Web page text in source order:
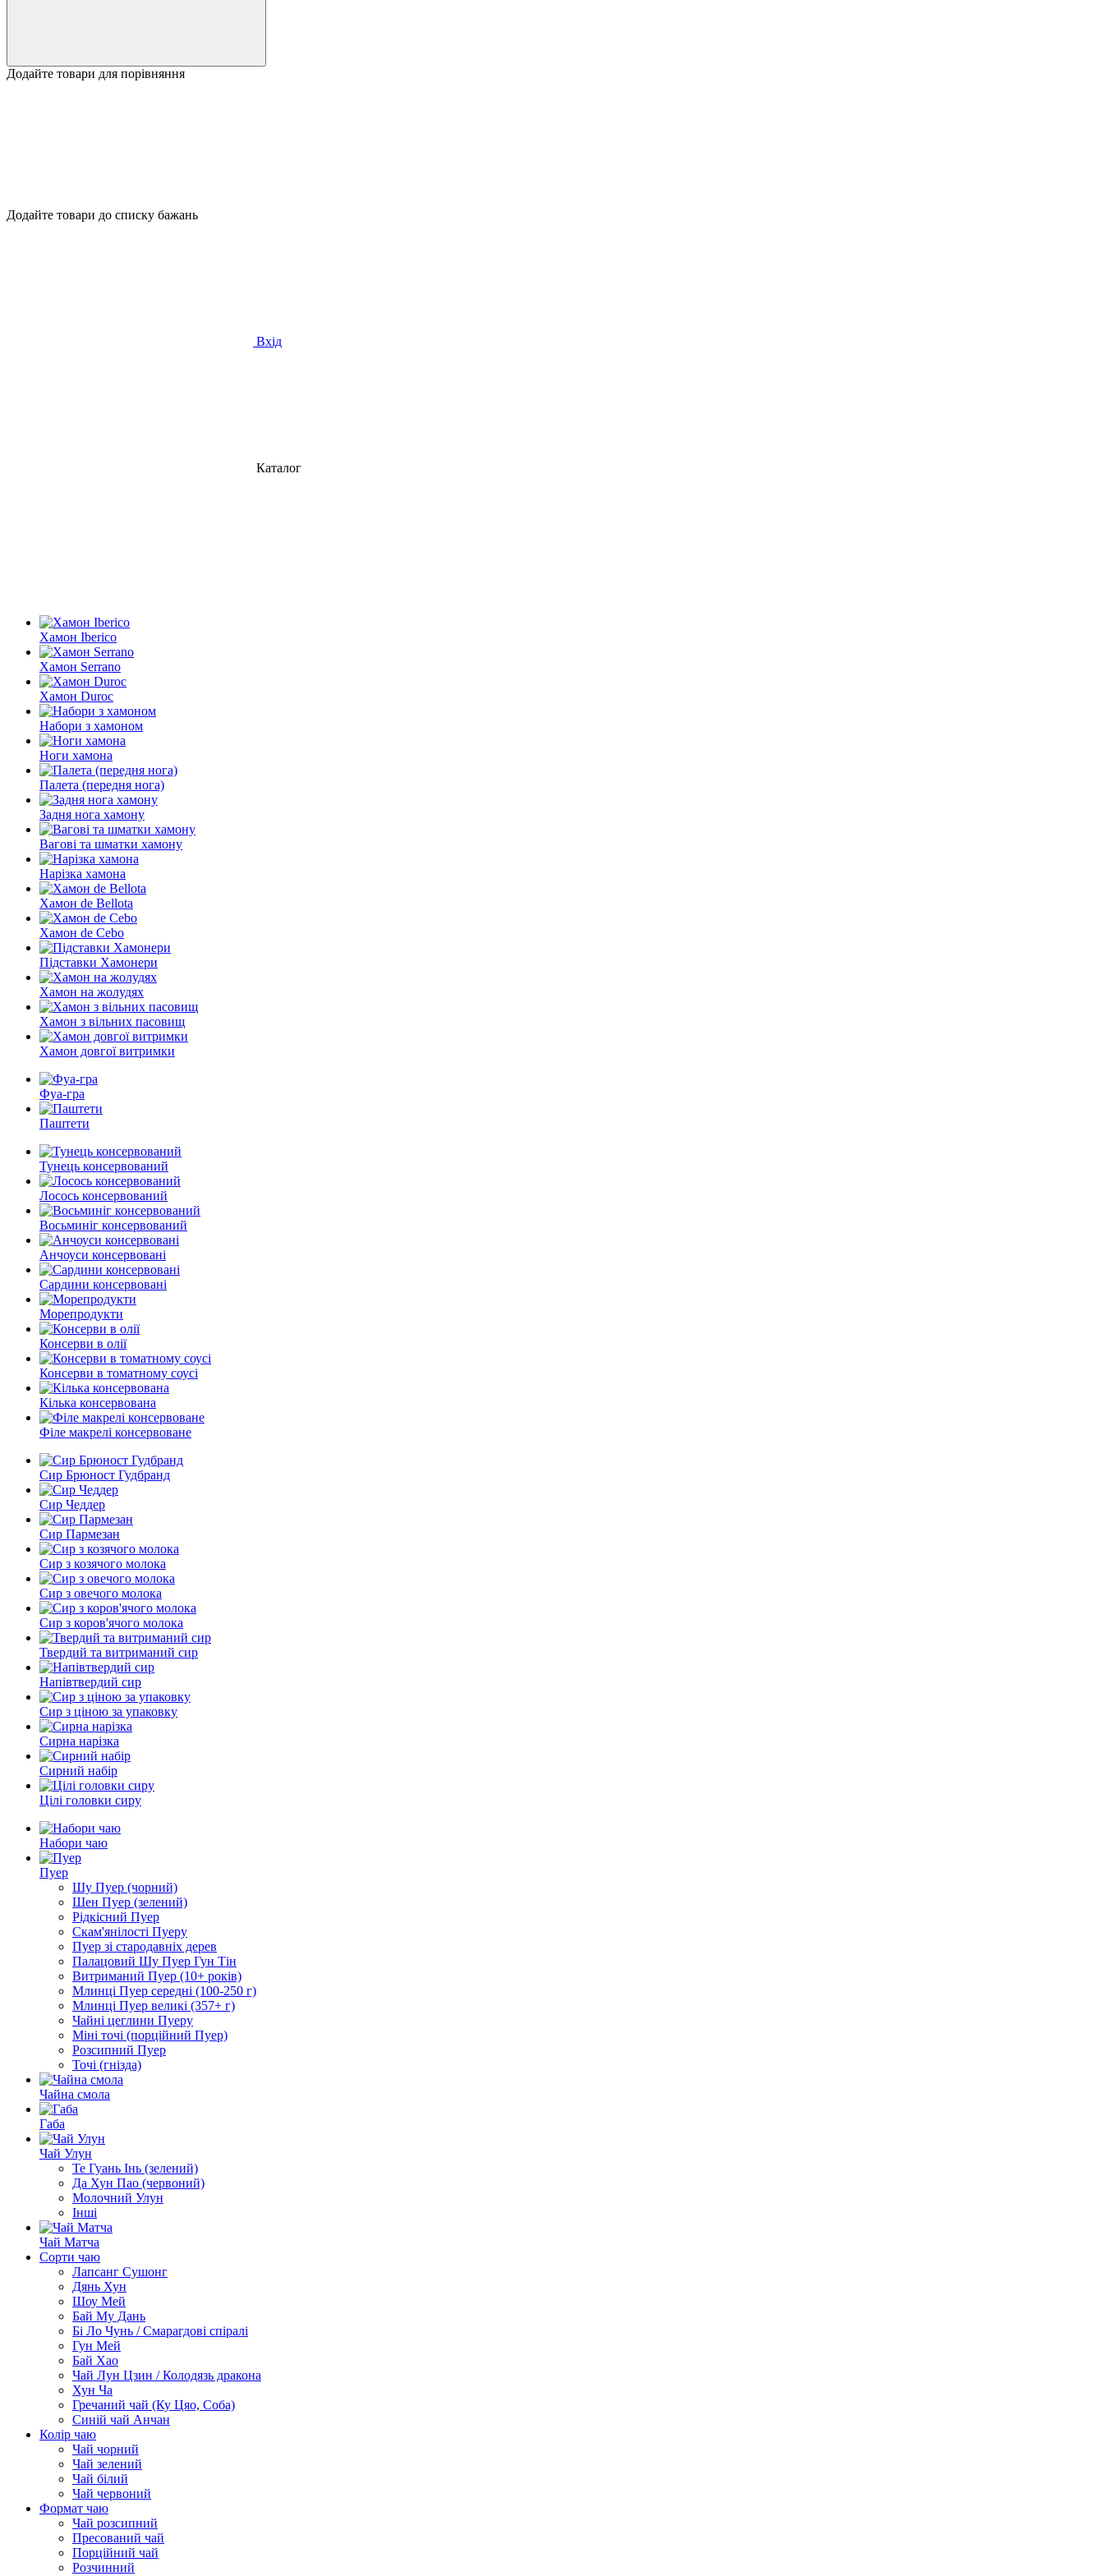
Додайте товари для порівняння
Додайте товари до списку бажань
Вхід
Каталог
Хамон Iberico
Хамон Serrano
Хамон Duroc
Набори з хамоном
Ноги хамона
Палета (передня нога)
Задня нога хамону
Вагові та шматки хамону
Нарізка хамона
Хамон de Bellota
Хамон de Cebo
Підставки Хамонери
Хамон на жолудях
Хамон з вільних пасовищ
Хамон довгої витримки
Фуа-гра
Паштети
Тунець консервований
Лосось консервований
Восьминіг консервований
Анчоуси консервовані
Сардини консервовані
Морепродукти
Консерви в олії
Консерви в томатному соусі
Кілька консервована
Філе макрелі консервоване
Сир Брюност Гудбранд
Сир Чеддер
Сир Пармезан
Сир з козячого молока
Сир з овечого молока
Сир з коров'ячого молока
Твердий та витриманий сир
Напівтвердий сир
Сир з ціною за упаковку
Сирна нарізка
Сирний набір
Цілі головки сиру
Набори чаю
Пуер
Шу Пуер (чорний)
Шен Пуер (зелений)
Рідкісний Пуер
Скам'янілості Пуеру
Пуер зі стародавніх дерев
Палацовий Шу Пуер Гун Тін
Витриманий Пуер (10+ років)
Млинці Пуер середні (100-250 г)
Млинці Пуер великі (357+ г)
Чайні цеглини Пуеру
Міні точі (порційний Пуер)
Розсипний Пуер
Точі (гнізда)
Чайна смола
Габа
Чай Улун
Те Гуань Інь (зелений)
Да Хун Пао (червоний)
Молочний Улун
Інші
Чай Матча
Сорти чаю
Лапсанг Сушонг
Дянь Хун
Шоу Мей
Бай Му Дань
Бі Ло Чунь / Смарагдові спіралі
Гун Мей
Бай Хао
Чай Лун Цзин / Колодязь дракона
Хун Ча
Гречаний чай (Ку Цяо, Соба)
Синій чай Анчан
Колір чаю
Чай чорний
Чай зелений
Чай білий
Чай червоний
Формат чаю
Чай розсипний
Пресований чай
Порційний чай
Розчинний